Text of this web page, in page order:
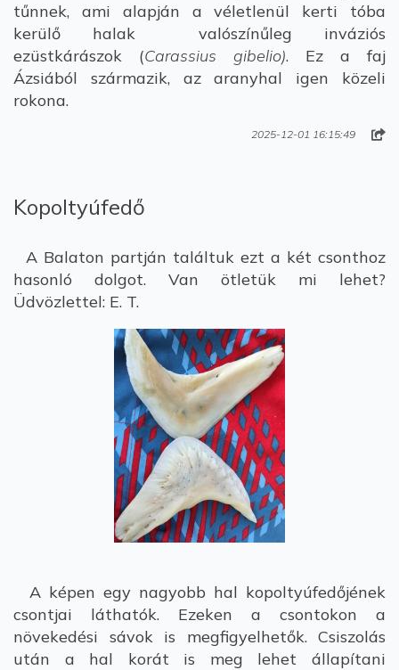
tűnnek, ami alapján a véletlenül kerti tóba
kerülő halak valószínűleg inváziós
ezüstkárászok (Carassius gibelio). Ez a faj
Ázsiából származik, az aranyhal igen közeli
rokona.
2025-12-01 16:15:49
Kopoltyúfedő
A Balaton partján találtuk ezt a két csonthoz
hasonló dolgot. Van ötletük mi lehet?
Üdvözlettel: E. T.
A képen egy nagyobb hal kopoltyúfedőjének
csontjai láthatók. Ezeken a csontokon a
növekedési sávok is megfigyelhetők. Csiszolás
után a hal korát is meg lehet állapítani